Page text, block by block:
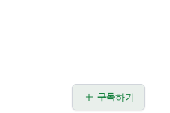
구독하기